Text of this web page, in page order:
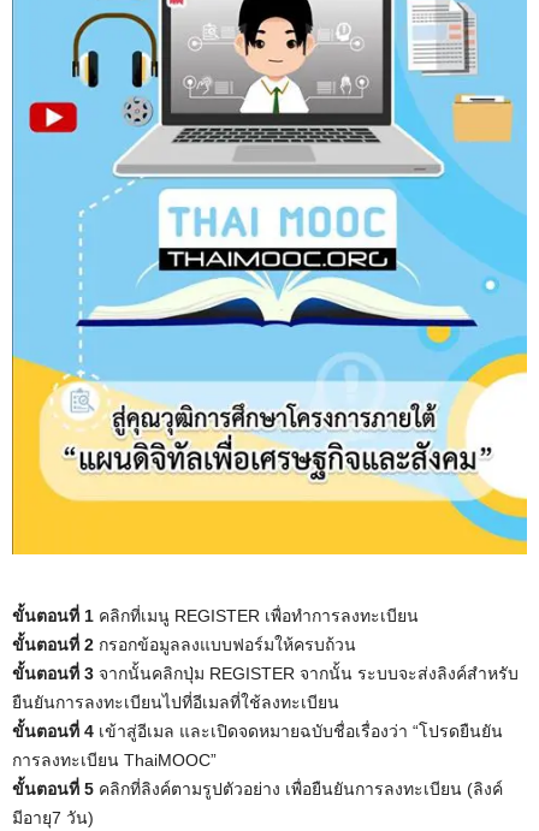
ขั้นตอนที่ 1 คลิกที่เมนู REGISTER เพื่อทําการลงทะเบียน
ขั้นตอนที่ 2 กรอกข้อมูลลงแบบฟอร์มให้ครบถ้วน
ขั้นตอนที่ 3 จากนั้นคลิกปุ่ม REGISTER จากนั้น ระบบจะส่งลิงค์สําหรับ
ยืนยันการลงทะเบียนไปที่อีเมลที่ใช้ลงทะเบียน
ขั้นตอนที่ 4 เข้าสู่อีเมล และเปิดจดหมายฉบับชื่อเรื่องว่า “โปรดยืนยัน
การลงทะเบียน ThaiMOOC”
ขั้นตอนที่ 5 คลิกที่ลิงค์ตามรูปตัวอย่าง เพื่อยืนยันการลงทะเบียน (ลิงค์
มีอายุ7 วัน)